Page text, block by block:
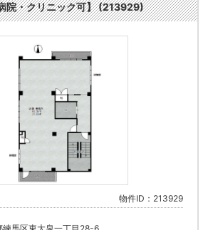
院・クリニック可】 (213929)
物件ID：213929